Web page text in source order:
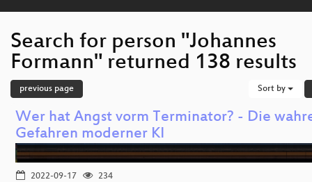
Search for person "Johannes
Formann" returned 138 results
previous page Sort by
Wer hat Angst vorm Terminator? - Die
Gefahren moderner KI
2022-09-17
234